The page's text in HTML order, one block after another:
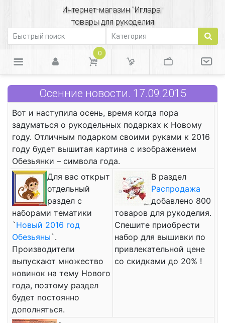
Интернет-магазин "Иглара"
товары для рукоделия
0
Осенние новости. 17.09.2015
Вот и наступила осень, время когда пора
задуматься о рукодельных подарках к Новому
году. Отличным подарком своими руками к 2016
году будет вышитая картина с изображением
Обезьянки – символа года.
Для вас открыт
отдельный
раздел с
наборами тематики
`Новый 2016 год
Обезьяны`.
Производители
выпускают множество
новинок на тему Нового
года, поэтому раздел
будет постоянно
дополняться.
В раздел
Распродажа
добавлено 800
товаров для рукоделия.
Спешите приобрести
набор для вышивки по
привлекательной цене
со скидками до 20% !